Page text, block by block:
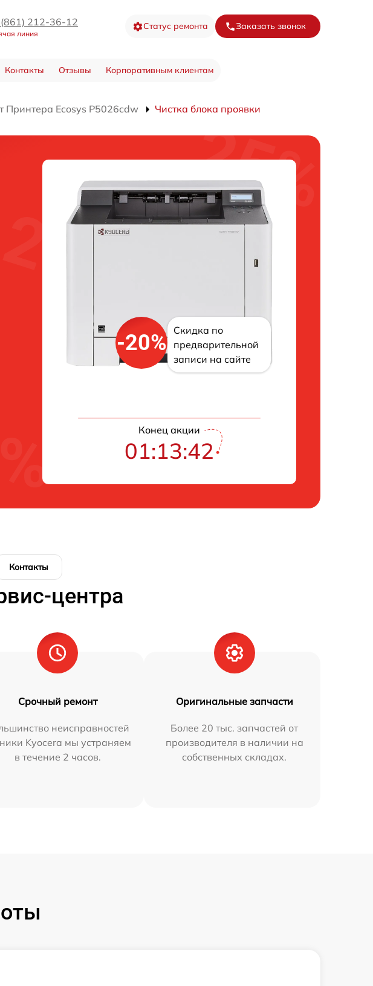
212-36-12
линия
Статус ремонта Заказать звонок
Контакты Отзывы Корпоративным клиентам
Принтера Ecosys P5026cdw Чистка блока проявки
-20%
Скидка по
предварительной
записи на сайте
Конец акции
01:13:41
Контакты
центра
Срочный ремонт
неисправностей
Kyocera мы устраняем
в течение 2 часов.
Оригинальные запчасти
Более 20 тыс. запчастей от
производителя в наличии на
собственных складах.